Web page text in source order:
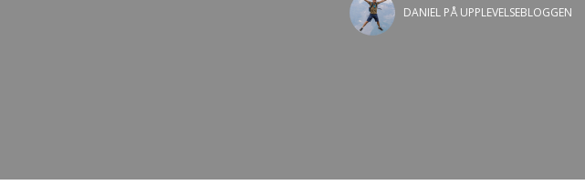
DANIEL PÅ UPPLEVELSEBLOGGEN